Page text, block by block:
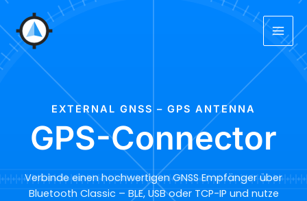
Zum
Inhalt
springen
EXTERNAL GNSS – GPS ANTENNA
GPS-Connector
Verbinde einen hochwertigen GNSS Empfänger über
Bluetooth Classic – BLE, USB oder TCP-IP und nutze